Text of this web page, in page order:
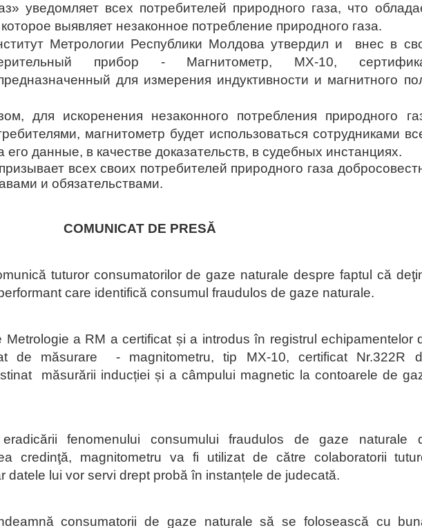
уведомляет всех потребителей природного газа, что
выявляет незаконное потребление природного газа.
Метрологии Республики Молдова утвердил и внес в
прибор - Магнитометр, MX-10,
для измерения индуктивности и магнитного
незаконного потребления природного
магнитометр будет использоваться сотрудниками
данные, в качестве доказательств, в судебных инстанциях.
всех своих потребителей природного газа
и обязательствами.
COMUNICAT DE PRESĂ
tuturor consumatorilor de gaze naturale despre faptul că
care identifică consumul fraudulos de gaze naturale.
Metrologie a RM a certificat și a introdus în registrul echipamentelor
de măsurare - magnitometru, tip MX-10,
certificat Nr.322R
măsurării inducției și a câmpului magnetic la contoarele de
fenomenului consumului fraudulos de gaze naturale
credinţă, magnitometru va fi utilizat de către colaboratorii
datele lui vor servi drept probă în instanțele de judecată.
consumatorii de gaze naturale să se folosească cu